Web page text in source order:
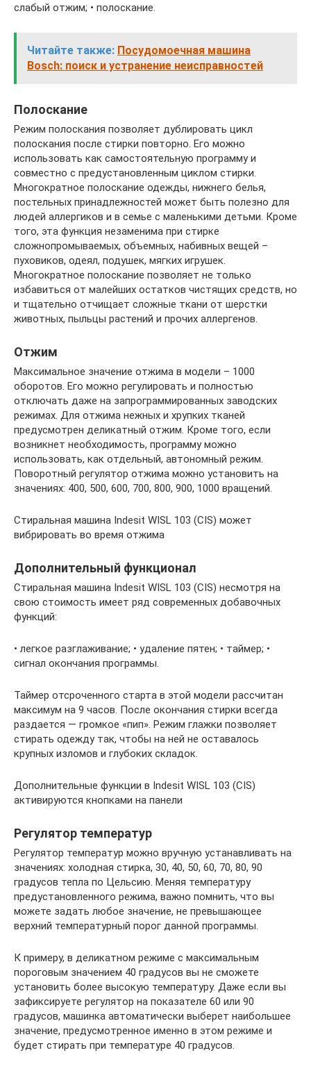
слабый отжим; • полоскание.
Читайте также: Посудомоечная машина
Bosch: поиск и устранение неисправностей
Полоскание
Режим полоскания позволяет дублировать цикл
полоскания после стирки повторно. Его можно
использовать как самостоятельную программу и
совместно с предустановленным циклом стирки.
Многократное полоскание одежды, нижнего белья,
постельных принадлежностей может быть полезно для
людей аллергиков и в семье с маленькими детьми. Кроме
того, эта функция незаменима при стирке
сложнопромываемых, объемных, набивных вещей –
пуховиков, одеял, подушек, мягких игрушек.
Многократное полоскание позволяет не только
избавиться от малейших остатков чистящих средств, но
и тщательно отчищает сложные ткани от шерстки
животных, пыльцы растений и прочих аллергенов.
Отжим
Максимальное значение отжима в модели – 1000
оборотов. Его можно регулировать и полностью
отключать даже на запрограммированных заводских
режимах. Для отжима нежных и хрупких тканей
предусмотрен деликатный отжим. Кроме того, если
возникнет необходимость, программу можно
использовать, как отдельный, автономный режим.
Поворотный регулятор отжима можно установить на
значениях: 400, 500, 600, 700, 800, 900, 1000 вращений.
Стиральная машина Indesit WISL 103 (CIS) может
вибрировать во время отжима
Дополнительный функционал
Стиральная машина Indesit WISL 103 (CIS) несмотря на
свою стоимость имеет ряд современных добавочных
функций:
• легкое разглаживание; • удаление пятен; • таймер; •
сигнал окончания программы.
Таймер отсроченного старта в этой модели рассчитан
максимум на 9 часов. После окончания стирки всегда
раздается — громкое «пип». Режим глажки позволяет
стирать одежду так, чтобы на ней не оставалось
крупных изломов и глубоких складок.
Дополнительные функции в Indesit WISL 103 (CIS)
активируются кнопками на панели
Регулятор температур
Регулятор температур можно вручную устанавливать на
значениях: холодная стирка, 30, 40, 50, 60, 70, 80, 90
градусов тепла по Цельсию. Меняя температуру
предустановленного режима, важно помнить, что вы
можете задать любое значение, не превышающее
верхний температурный порог данной программы.
К примеру, в деликатном режиме с максимальным
пороговым значением 40 градусов вы не сможете
установить более высокую температуру. Даже если вы
зафиксируете регулятор на показателе 60 или 90
градусов, машинка автоматически выберет наибольшее
значение, предусмотренное именно в этом режиме и
будет стирать при температуре 40 градусов.